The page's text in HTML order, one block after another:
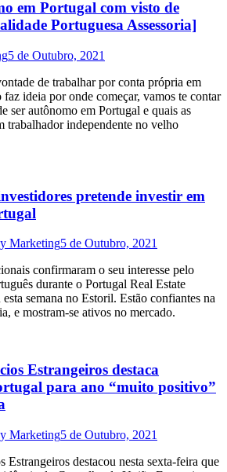
em Portugal com visto de
Portuguesa Assessoria]
5 de Outubro, 2021
de trabalhar por conta própria em
faz ideia por onde começar, vamos te contar
ser autônomo em Portugal e quais as
trabalhador independente no velho
pretende investir em
Marketing5 de Outubro, 2021
confirmaram o seu interesse pelo
durante o Portugal Real Estate
semana no Estoril. Estão confiantes na
e mostram-se ativos no mercado.
Estrangeiros destaca
para ano “muito positivo”
Marketing5 de Outubro, 2021
destacou nesta sexta-feira que